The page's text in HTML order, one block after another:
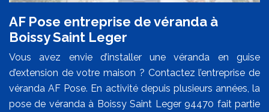
AF Pose entreprise de véranda à
Boissy Saint Leger
Vous avez envie d’installer une véranda en guise
d’extension de votre maison ? Contactez l’entreprise de
véranda AF Pose. En activité depuis plusieurs années, la
pose de véranda à Boissy Saint Leger 94470 fait partie